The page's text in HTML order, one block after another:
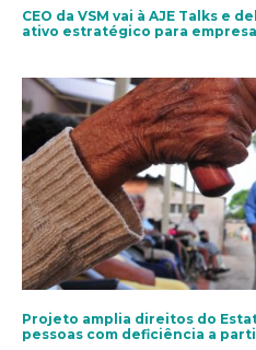
CEO da VSM vai à AJE Talks e
ativo estratégico para
Projeto amplia direitos do
pessoas com deficiência a